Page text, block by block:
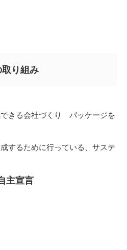
り組み
できる会社づくり パッケージを
するために行っている、サステ
主宣言